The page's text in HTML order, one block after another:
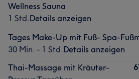
Wellness Sauna
1 Std.Details anzeigen
Tages Make-Up mit Fuß- Spa-
30 Min. - 1 Std.Details anzeigen
Thai-Massage mit Kräuter-